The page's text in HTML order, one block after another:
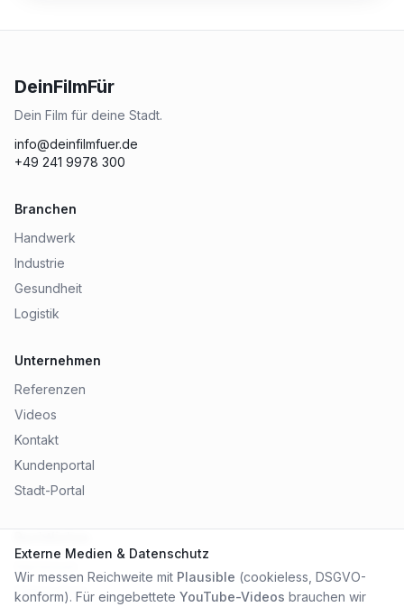
DeinFilmFür
Dein Film für deine Stadt.
info@deinfilmfuer.de
+49 241 9978 300
Branchen
Handwerk
Industrie
Gesundheit
Logistik
Unternehmen
Referenzen
Videos
Kontakt
Kundenportal
Stadt-Portal
Datenschutz
Externe Medien & Datenschutz
Wir messen Reichweite mit Plausible (cookieless, DSGVO-
konform). Für eingebettete YouTube-Videos brauchen wir